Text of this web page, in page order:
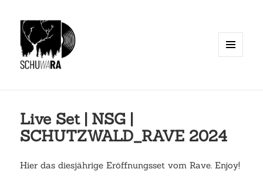
Live Set | NSG |
SCHUTZWALD_RAVE 2024
Hier das diesjährige Eröffnungsset vom Rave. Enjoy!